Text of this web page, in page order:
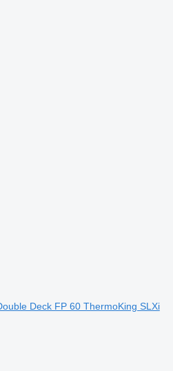
Deck FP 60 ThermoKing SLXi